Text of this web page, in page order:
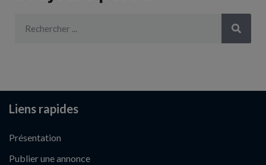
Liens rapides
Présentation
Publier une annonce